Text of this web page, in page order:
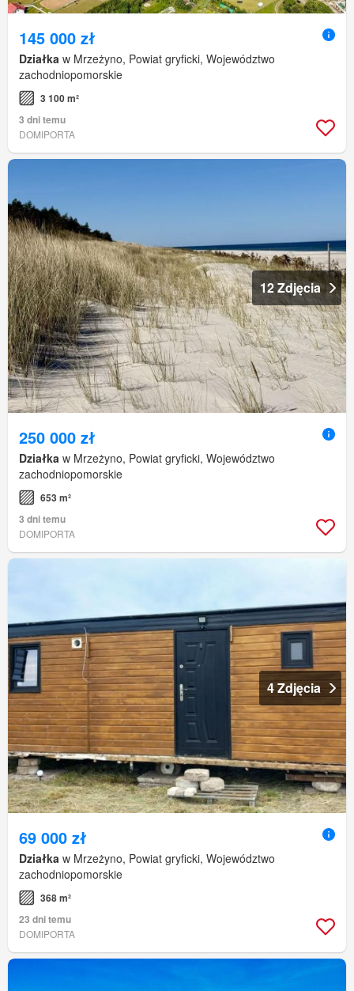
145 000 zł
Działka w Mrzeżyno, Powiat gryficki, Województwo
zachodniopomorskie
3 100 m²
3 dni temu
DOMIPORTA
12 Zdjęcia
250 000 zł
Działka w Mrzeżyno, Powiat gryficki, Województwo
zachodniopomorskie
653 m²
3 dni temu
DOMIPORTA
4 Zdjęcia
69 000 zł
Działka w Mrzeżyno, Powiat gryficki, Województwo
zachodniopomorskie
368 m²
23 dni temu
DOMIPORTA